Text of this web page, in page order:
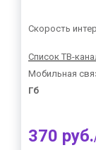
Скорость
Список ТВ-
Мобильная
Гб
370 руб.